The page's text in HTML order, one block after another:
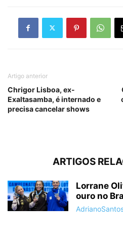
Artigo anterior
Chrigor Lisboa, ex-
Exaltasamba, é internado e
precisa cancelar shows
ARTIGOS
Lorrane
ouro no